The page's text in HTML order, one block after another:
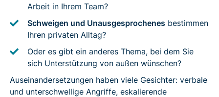
Arbeit in Ihrem Team?
Schweigen und Unausgesprochenesbestimmen
Ihren privaten Alltag?
Oder es gibt ein anderes Thema, bei dem Sie
sich Unterstützung von außen wünschen?
Auseinandersetzungen haben viele Gesichter: verbale
und unterschwellige Angriffe, eskalierende